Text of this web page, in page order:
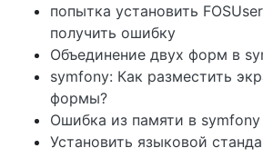
попытка установить
получить ошибку
Объединение двух форм в
symfony: Как разместить
формы?
Ошибка из памяти в symfony
Установить языковой